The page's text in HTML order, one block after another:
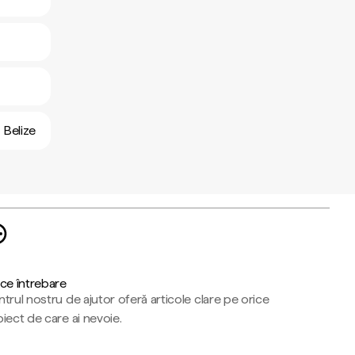
Belize
întrebare
nostru de ajutor oferă articole clare pe orice
de care ai nevoie.